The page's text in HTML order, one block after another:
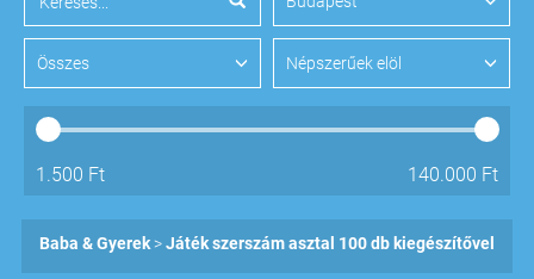
Összes Népszerűek elöl
1.500 Ft 140.000 Ft
Baba & Gyerek Játék szerszám asztal 100 db kiegészítővel